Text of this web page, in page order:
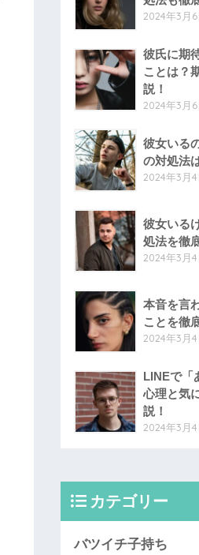
2024年3月6
彼氏に期
ことは？
説！
2024年3月6
彼女いる
の対処法
2024年3月4
彼女いる
処法を徹
2024年3月4
本音を言
ことを徹
2024年3月4
LINEで「
心理と気
説！
2024年3月4
カテゴリー
バツイチ子持ち